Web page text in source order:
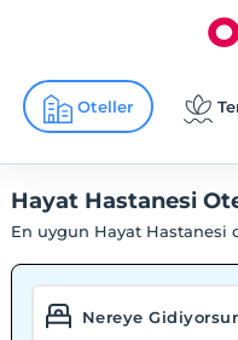
Oteller
Hayat Hastanesi
En uygun Hayat Hastanesi